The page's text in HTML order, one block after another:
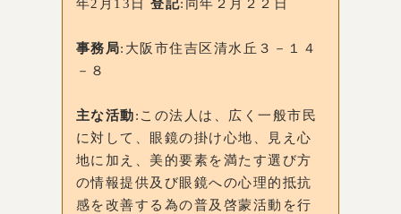
年2月13日登記:同年２月２２日
事務局:大阪市住吉区清水丘３－１４
－８
主な活動:この法人は、広く一般市民
に対して、眼鏡の掛け心地、見え心
地に加え、美的要素を満たす選び方
の情報提供及び眼鏡への心理的抵抗
感を改善する為の普及啓蒙活動を行